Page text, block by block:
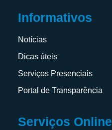
Informativos
Notícias
Dicas úteis
Serviços Presenciais
Portal de Transparência
Serviços Online